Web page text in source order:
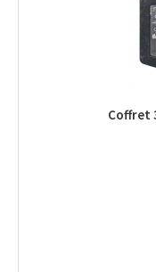
Coffret